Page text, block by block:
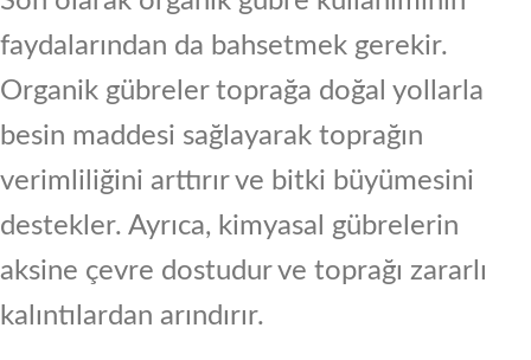
faydalarından da bahsetmek gerekir.
Organik gübreler toprağa doğal yollarla
besin maddesi sağlayarak toprağın
verimliliğini arttırır ve bitki büyümesini
destekler. Ayrıca, kimyasal gübrelerin
aksine çevre dostudur ve toprağı zararlı
kalıntılardan arındırır.